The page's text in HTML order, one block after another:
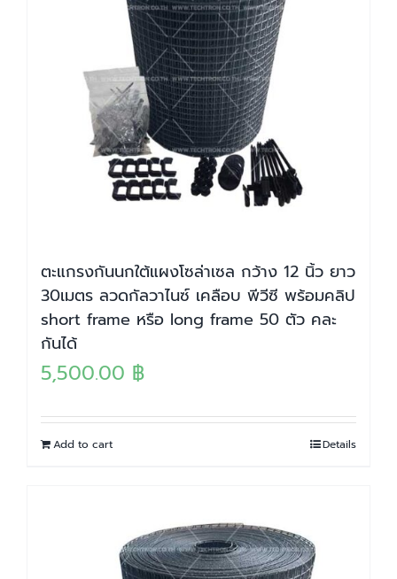
ตะแกรงกันนกใต้แผงโซล่าเซล กว้าง 12 นิ้ว ยาว
30เมตร ลวดกัลวาไนซ์ เคลือบ พีวีซี พร้อมคลิป
short frame หรือ long frame 50 ตัว คละ
กันได้
5,500.00 ฿
Add to cart Details